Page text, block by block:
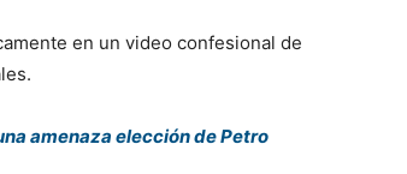
en un video confesional de
amenaza elección de Petro